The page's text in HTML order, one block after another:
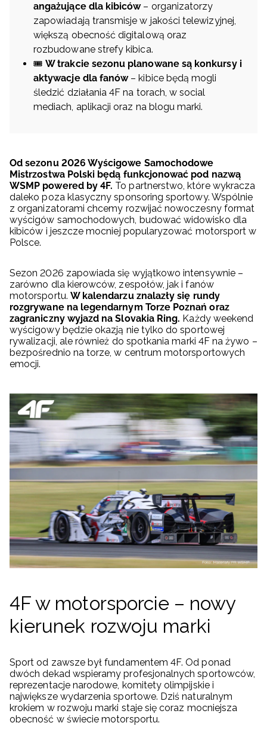
angażujące dla kibiców– organizatorzy
zapowiadają transmisje w jakości telewizyjnej,
większą obecność digitalową oraz
rozbudowane strefy kibica.
🎟️W trakcie sezonu planowane są konkursy i
aktywacje dla fanów– kibice będą mogli
śledzić działania 4F na torach, w social
mediach, aplikacji oraz na blogu marki.
Od sezonu 2026 Wyścigowe Samochodowe
Mistrzostwa Polski będą funkcjonować pod nazwą
WSMP powered by 4F. To partnerstwo, które wykracza
daleko poza klasyczny sponsoring sportowy. Wspólnie
z organizatorami chcemy rozwijać nowoczesny format
wyścigów samochodowych, budować widowisko dla
kibiców i jeszcze mocniej popularyzować motorsport w
Polsce.
Sezon 2026 zapowiada się wyjątkowo intensywnie –
zarówno dla kierowców, zespołów, jak i fanów
motorsportu. W kalendarzu znalazły się rundy
rozgrywane na legendarnym Torze Poznań oraz
zagraniczny wyjazd na Slovakia Ring. Każdy weekend
wyścigowy będzie okazją nie tylko do sportowej
rywalizacji, ale również do spotkania marki 4F na żywo –
bezpośrednio na torze, w centrum motorsportowych
emocji.
4F w motorsporcie – nowy
kierunek rozwoju marki
Sport od zawsze był fundamentem 4F. Od ponad
dwóch dekad wspieramy profesjonalnych sportowców,
reprezentacje narodowe, komitety olimpijskie i
największe wydarzenia sportowe. Dziś naturalnym
krokiem w rozwoju marki staje się coraz mocniejsza
obecność w świecie motorsportu.